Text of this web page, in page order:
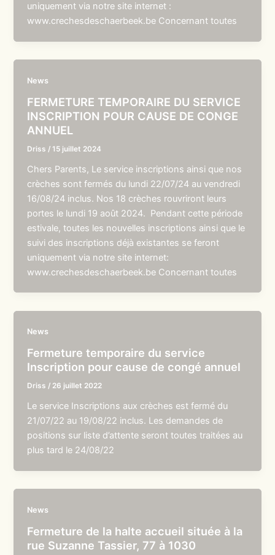
uniquement via notre site internet :
www.crechesdeschaerbeek.be Concernant toutes
News
FERMETURE TEMPORAIRE DU SERVICE
INSCRIPTION POUR CAUSE DE CONGE
ANNUEL
Driss /15 juillet 2024
Chers Parents, Le service inscriptions ainsi que nos
crèches sont fermés du lundi 22/07/24 au vendredi
16/08/24 inclus. Nos 18 crèches rouvriront leurs
portes le lundi 19 août 2024. Pendant cette période
estivale, toutes les nouvelles inscriptions ainsi que le
suivi des inscriptions déjà existantes se feront
uniquement via notre site internet:
www.crechesdeschaerbeek.be Concernant toutes
News
Fermeture temporaire du service
Inscription pour cause de congé annuel
Driss / 26 juillet 2022
Le service Inscriptions aux crèches est fermé du
21/07/22 au 19/08/22 inclus. Les demandes de
positions sur liste d’attente seront toutes traitées au
plus tard le 24/08/22
News
Fermeture de la halte accueil située à la
rue Suzanne Tassier, 77 à 1030